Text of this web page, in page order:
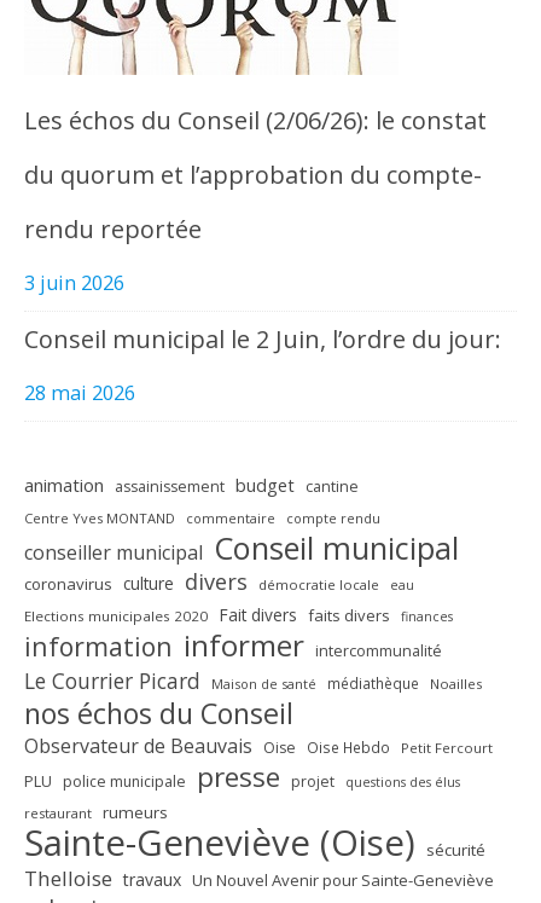
Les échos du Conseil (2/06/26): le constat
du quorum et l’approbation du compte-
rendu reportée
3 juin 2026
Conseil municipal le 2 Juin, l’ordre du jour:
28 mai 2026
animation assainissement budget cantine
Centre Yves MONTAND commentaire compte rendu
conseiller municipal Conseil municipal
coronavirus culture divers démocratie locale eau
Elections municipales 2020 Fait divers faits divers finances
information informer intercommunalité
Le Courrier Picard Maison de santé médiathèque Noailles
nos échos du Conseil
Observateur de Beauvais Oise Oise Hebdo Petit Fercourt
PLU police municipale presse projet questions des élus
restaurant rumeurs
Sainte-Geneviève (Oise) sécurité
Thelloise travaux Un Nouvel Avenir pour Sainte-Geneviève